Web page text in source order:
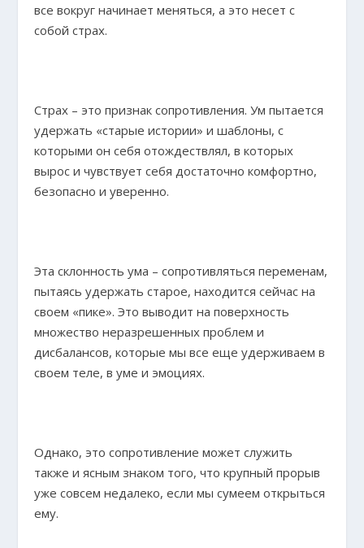
все вокруг начинает меняться, а это несет с
собой страх.
Страх – это признак сопротивления. Ум пытается
удержать «старые истории» и шаблоны, с
которыми он себя отождествлял, в которых
вырос и чувствует себя достаточно комфортно,
безопасно и уверенно.
Эта склонность ума – сопротивляться переменам,
пытаясь удержать старое, находится сейчас на
своем «пике». Это выводит на поверхность
множество неразрешенных проблем и
дисбалансов, которые мы все еще удерживаем в
своем теле, в уме и эмоциях.
Однако, это сопротивление может служить
также и ясным знаком того, что крупный прорыв
уже совсем недалеко, если мы сумеем открыться
ему.